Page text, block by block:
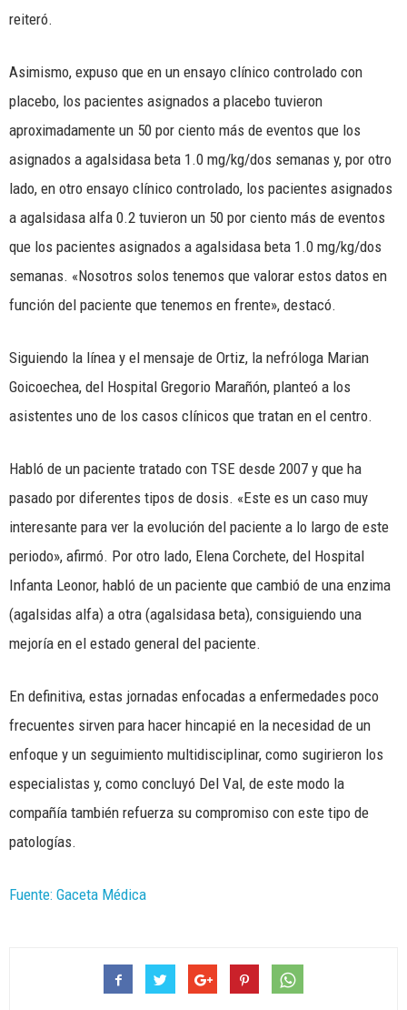
reiteró.
Asimismo, expuso que en un ensayo clínico controlado con
placebo, los pacientes asignados a placebo tuvieron
aproximadamente un 50 por ciento más de eventos que los
asignados a agalsidasa beta 1.0 mg/kg/dos semanas y, por otro
lado, en otro ensayo clínico controlado, los pacientes asignados
a agalsidasa alfa 0.2 tuvieron un 50 por ciento más de eventos
que los pacientes asignados a agalsidasa beta 1.0 mg/kg/dos
semanas. «Nosotros solos tenemos que valorar estos datos en
función del paciente que tenemos en frente», destacó.
Siguiendo la línea y el mensaje de Ortiz, la nefróloga Marian
Goicoechea, del Hospital Gregorio Marañón, planteó a los
asistentes uno de los casos clínicos que tratan en el centro.
Habló de un paciente tratado con TSE desde 2007 y que ha
pasado por diferentes tipos de dosis. «Este es un caso muy
interesante para ver la evolución del paciente a lo largo de este
periodo», afirmó. Por otro lado, Elena Corchete, del Hospital
Infanta Leonor, habló de un paciente que cambió de una enzima
(agalsidas alfa) a otra (agalsidasa beta), consiguiendo una
mejoría en el estado general del paciente.
En definitiva, estas jornadas enfocadas a enfermedades poco
frecuentes sirven para hacer hincapié en la necesidad de un
enfoque y un seguimiento multidisciplinar, como sugirieron los
especialistas y, como concluyó Del Val, de este modo la
compañía también refuerza su compromiso con este tipo de
patologías.
Fuente: Gaceta Médica